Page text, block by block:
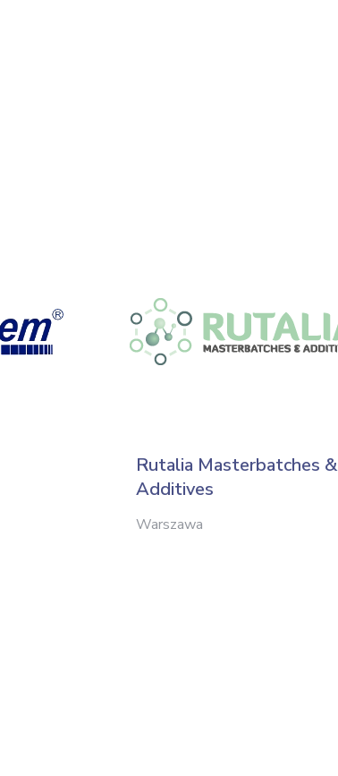
Rutalia Masterbatches &
Additives
Warszawa